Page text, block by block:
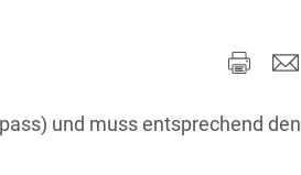
und muss entsprechend den